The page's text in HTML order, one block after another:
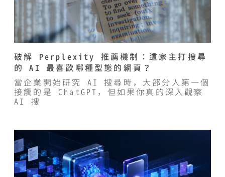
破解 Perplexity 推薦機制：這家主打搜尋
的 AI 最喜歡哪種型態的網頁？
當企業開始研究 AI 搜尋時，大部分人第一個
接觸的是 ChatGPT，但如果你真的深入觀察
AI 搜